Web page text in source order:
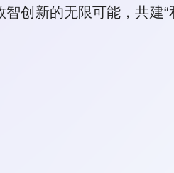
创新的无限可能，共建“